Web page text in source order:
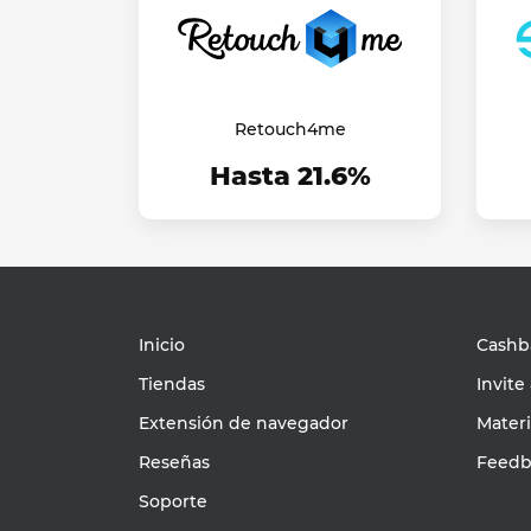
Retouch4me
Hasta 21.6%
Inicio
Tiendas
Extensión de navegador
Reseñas
Soporte
Invite